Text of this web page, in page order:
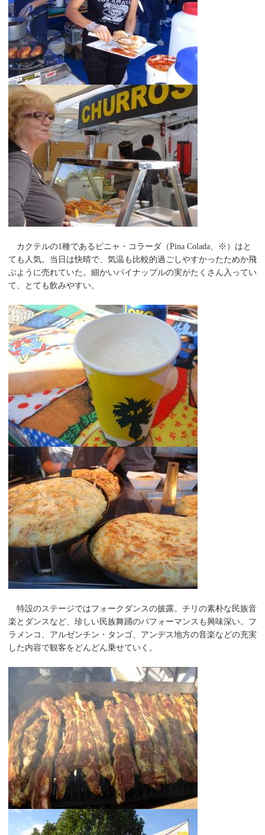
カクテルの1種であるピニャ・コラーダ（Pina Colada、※）はと
ても人気。当日は快晴で、気温も比較的過ごしやすかったためか飛
ぶように売れていた。細かいパイナップルの実がたくさん入ってい
て、とても飲みやすい。
特設のステージではフォークダンスの披露。チリの素朴な民族音
楽とダンスなど、珍しい民族舞踊のパフォーマンスも興味深い。フ
ラメンコ、アルゼンチン・タンゴ、アンデス地方の音楽などの充実
した内容で観客をどんどん乗せていく。